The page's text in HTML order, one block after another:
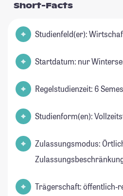
Short-Facts
Studienfeld(er):
Startdatum: nur
Regelstudienzeit: 6
Studienform(en):
Zulassungsmodus:
Trägerschaft: öffentlich-